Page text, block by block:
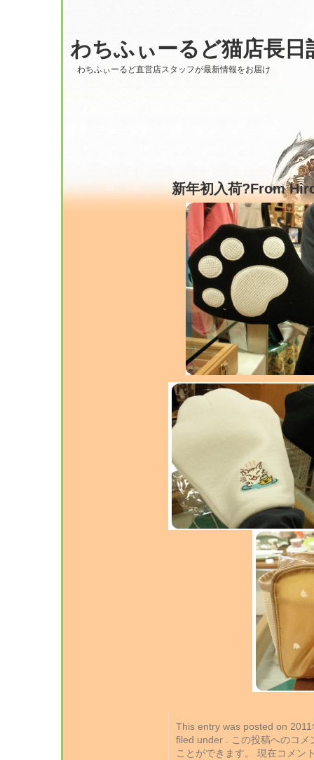
わちふぃーるど猫店長日
わちふぃーるど直営店スタッフが最新情報をお届け
新年初入荷?From
This entry was posted on
filed under . この投稿へのコ
ことができます。 現在コメン